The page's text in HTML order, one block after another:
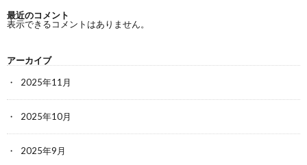
最近のコメント
表示できるコメントはありません。
アーカイブ
2025年11月
2025年10月
2025年9月